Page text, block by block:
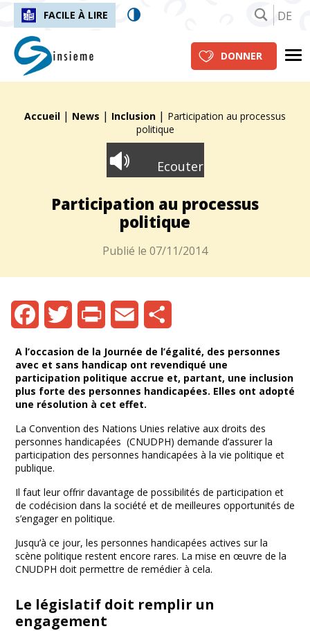
FACILE À LIRE DE
insieme.ch
DONNER
Fil d'Ariane :
Accueil | News | Inclusion | Participation au processus
politique
Ecouter
Participation au processus
politique
Publié le 07/11/2014
A l’occasion de la Journée de l’égalité, des personnes
avec et sans handicap ont revendiqué une
participation politique accrue et, partant, une inclusion
plus forte des personnes handicapées. Elles ont adopté
une résolution à cet effet.
La Convention des Nations Unies relative aux droits des
personnes handicapées (CNUDPH) demande d’assurer la
participation des personnes handicapées à la vie politique et
publique.
Il faut leur offrir davantage de possibilités de participation et
de codécision dans la société et de meilleures opportunités de
s’engager en politique.
Jusqu’à ce jour, les personnes handicapées actives sur la
scène politique restent encore rares. La mise en œuvre de la
CNUDPH doit permettre de remédier à cela.
Le législatif doit remplir un
engagement